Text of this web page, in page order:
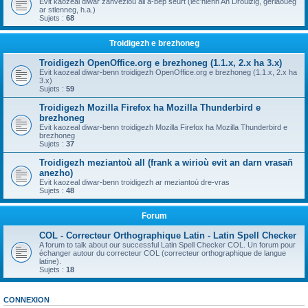
ar stlenneg, h.a.)
Sujets : 68
Troidigezh e brezhoneg
Troidigezh OpenOffice.org e brezhoneg (1.1.x, 2.x ha 3.x)
Evit kaozeal diwar-benn troidigezh OpenOffice.org e brezhoneg (1.1.x, 2.x ha
3.x)
Sujets : 59
Troidigezh Mozilla Firefox ha Mozilla Thunderbird e
brezhoneg
Evit kaozeal diwar-benn troidigezh Mozilla Firefox ha Mozilla Thunderbird e
brezhoneg
Sujets : 37
Troidigezh meziantoù all (frank a wirioù evit an darn vrasañ
anezho)
Evit kaozeal diwar-benn troidigezh ar meziantoù dre-vras
Sujets : 48
Forum
COL - Correcteur Orthographique Latin - Latin Spell Checker
A forum to talk about our successful Latin Spell Checker COL. Un forum pour
échanger autour du correcteur COL (correcteur orthographique de langue
latine).
Sujets : 18
CONNEXION